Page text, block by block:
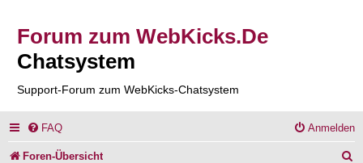
Forum zum WebKicks.De
Chatsystem
Support-Forum zum WebKicks-Chatsystem
FAQ Anmelden
Foren-Übersicht